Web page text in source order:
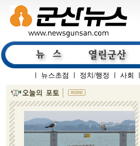
뉴스초점 정치/행정 사회